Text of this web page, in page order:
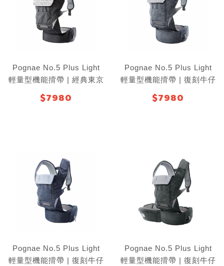
Pognae No.5 Plus Light
輕量型機能揹帶 | 經典東京
$7980
Pognae No.5 Plus Light
輕量型機能揹帶 | 復刻牛仔
$7980
Pognae No.5 Plus Light
輕量型機能揹帶 | 復刻牛仔
Pognae No.5 Plus Light
輕量型機能揹帶 | 復刻牛仔